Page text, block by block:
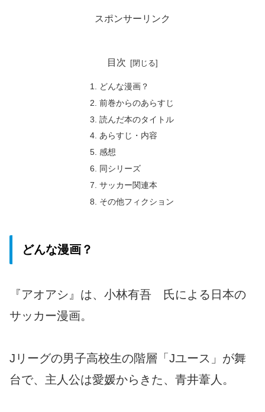
スポンサーリンク
目次
どんな漫画？
前巻からのあらすじ
読んだ本のタイトル
あらすじ・内容
感想
同シリーズ
サッカー関連本
その他フィクション
どんな漫画？
『アオアシ』は、小林有吾 氏による日本の
サッカー漫画。
Jリーグの男子高校生の階層「Jユース」が舞
台で、主人公は愛媛からきた、青井葦人。